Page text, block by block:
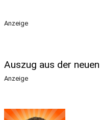
Anzeige
Auszug aus der
Anzeige